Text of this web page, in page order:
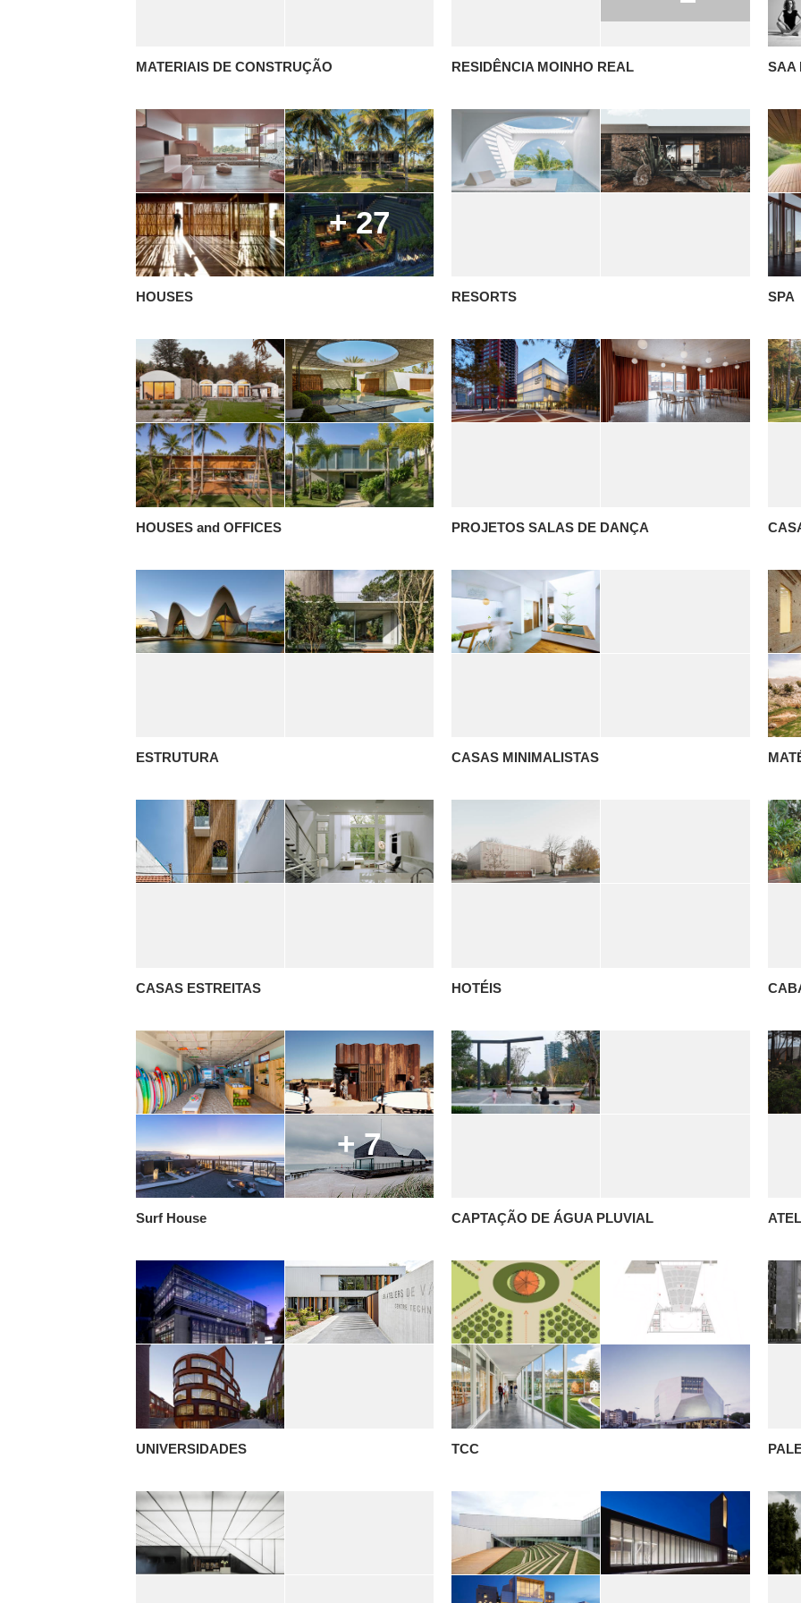
MATERIAIS DE CONSTRUÇÃO RESIDÊNCIA MOINHO REAL SAA
+ 27
HOUSES RESORTS SPA
HOUSES and OFFICES PROJETOS SALAS DE DANÇA
ESTRUTURA CASAS MINIMALISTAS
CASAS ESTREITAS HOTÉIS
+ 7
Surf House CAPTAÇÃO DE ÁGUA PLUVIAL
UNIVERSIDADES TCC